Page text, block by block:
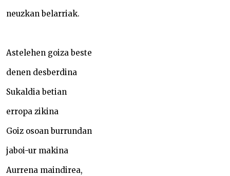
neuzkan belarriak.
Astelehen goiza beste
denen desberdina
Sukaldia betian
erropa zikina
Goiz osoan burrundan
jaboi-ur makina
Aurrena maindirea,